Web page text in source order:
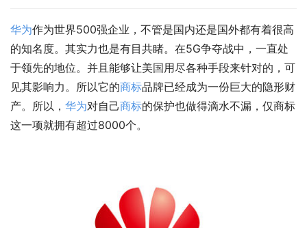
华为作为世界500强企业，不管是国内还是国外都有着很高
的知名度。其实力也是有目共睹。在5G争夺战中，一直处
于领先的地位。并且能够让美国用尽各种手段来针对的，可
见其影响力。所以它的商标品牌已经成为一份巨大的隐形财
产。所以， 华为对自己商标的保护也做得滴水不漏，仅商标
这一项就拥有超过8000个。